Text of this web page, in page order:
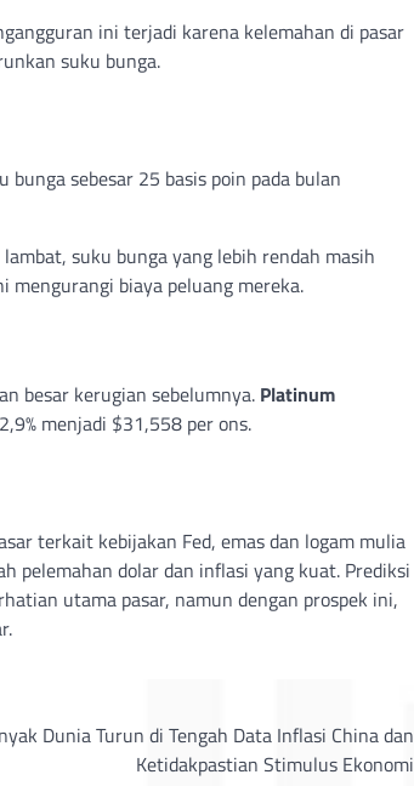
ini terjadi karena kelemahan di pasar
suku bunga.
sebesar 25 basis poin pada bulan
suku bunga yang lebih rendah masih
biaya peluang mereka.
besar kerugian sebelumnya. Platinum
menjadi $31,558 per ons.
terkait kebijakan Fed, emas dan logam mulia
pelemahan dolar dan inflasi yang kuat. Prediksi
utama pasar, namun dengan prospek ini,
Dunia Turun di Tengah Data Inflasi China dan
Ketidakpastian Stimulus Ekonomi